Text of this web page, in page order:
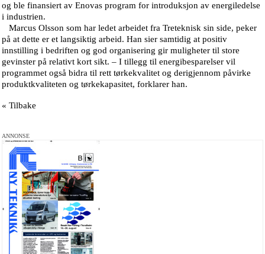
og ble finansiert av Enovas program for introduksjon av energiledelse
i industrien.
Marcus Olsson som har ledet arbeidet fra Treteknisk sin side, peker
på at dette er et langsiktig arbeid. Han sier samtidig at positiv
innstilling i bedriften og god organisering gir muligheter til store
gevinster på relativt kort sikt. – I tillegg til energibesparelser vil
programmet også bidra til rett tørkekvalitet og derigjennom påvirke
produktkvaliteten og tørkekapasitet, forklarer han.
« Tilbake
ANNONSE